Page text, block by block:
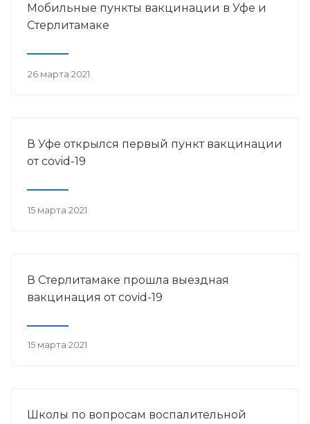
Мобильные пункты вакцинации в Уфе и
Стерлитамаке
26 марта 2021
В Уфе открылся первый пункт вакцинации
от сovid-19
15 марта 2021
В Стерлитамаке прошла выездная
вакцинация от covid-19
15 марта 2021
Школы по вопросам воспалительной